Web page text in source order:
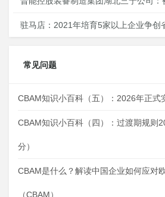
驻马店：2021年培育5家以上企业争创
常见问题
CBAM知识小百科（五）：2026年正式
CBAM知识小百科（四）：过渡期规则
分）
CBAM是什么？解读中国企业如何应对
（CBAM）